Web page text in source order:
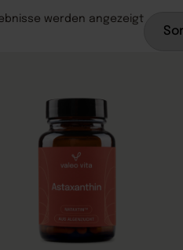
werden angezeigt